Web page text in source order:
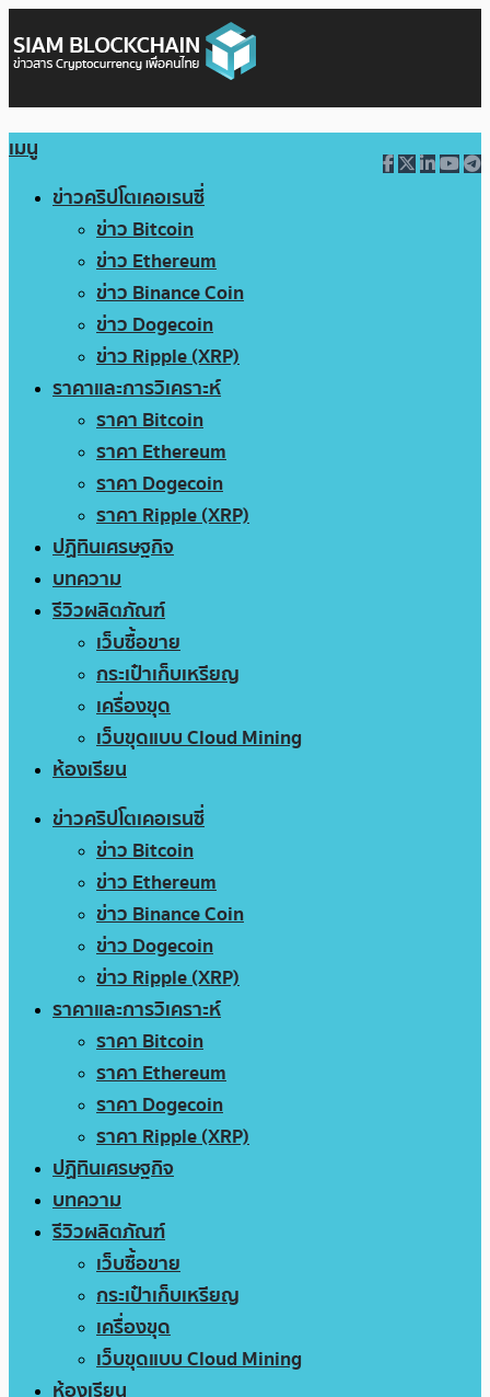
เมนู
ข่าวคริปโตเคอเรนซี่
ข่าว Bitcoin
ข่าว Ethereum
ข่าว Binance Coin
ข่าว Dogecoin
ข่าว Ripple (XRP)
ราคาและการวิเคราะห์
ราคา Bitcoin
ราคา Ethereum
ราคา Dogecoin
ราคา Ripple (XRP)
ปฏิทินเศรษฐกิจ
บทความ
รีวิวผลิตภัณฑ์
เว็บซื้อขาย
กระเป๋าเก็บเหรียญ
เครื่องขุด
เว็บขุดแบบ Cloud Mining
ห้องเรียน
ข่าวคริปโตเคอเรนซี่
ข่าว Bitcoin
ข่าว Ethereum
ข่าว Binance Coin
ข่าว Dogecoin
ข่าว Ripple (XRP)
ราคาและการวิเคราะห์
ราคา Bitcoin
ราคา Ethereum
ราคา Dogecoin
ราคา Ripple (XRP)
ปฏิทินเศรษฐกิจ
บทความ
รีวิวผลิตภัณฑ์
เว็บซื้อขาย
กระเป๋าเก็บเหรียญ
เครื่องขุด
เว็บขุดแบบ Cloud Mining